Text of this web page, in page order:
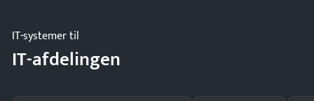
IT-systemer til
IT-afdelingen